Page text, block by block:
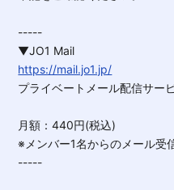
-----
▼JO1 Mail
https://mail.jo1.jp/
プライベートメール配信サー
月額：440円(税込)
※メンバー1名からのメール受
-----